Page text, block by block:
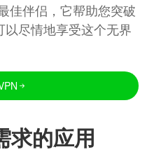
佳伴侣，它帮助您突破
尽情地享受这个无界
求的应用